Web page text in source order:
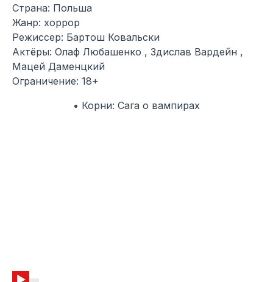
Страна: Польша
Жанр: хоррор
Режиссер: Бартош Ковальски
Актёры: Олаф Любашенко , Здислав Вардейн ,
Мацей Даменцкий
Ограничение: 18+
• Корни: Сага о вампирах